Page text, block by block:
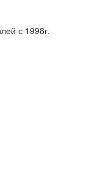
с 1998г.